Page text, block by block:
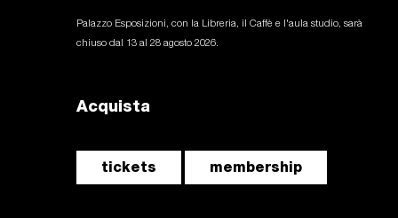
Palazzo Esposizioni, con la Libreria, il Caffè e l'aula studio, sarà
chiuso dal 13 al 28 agosto 2026.
Acquista
tickets membership